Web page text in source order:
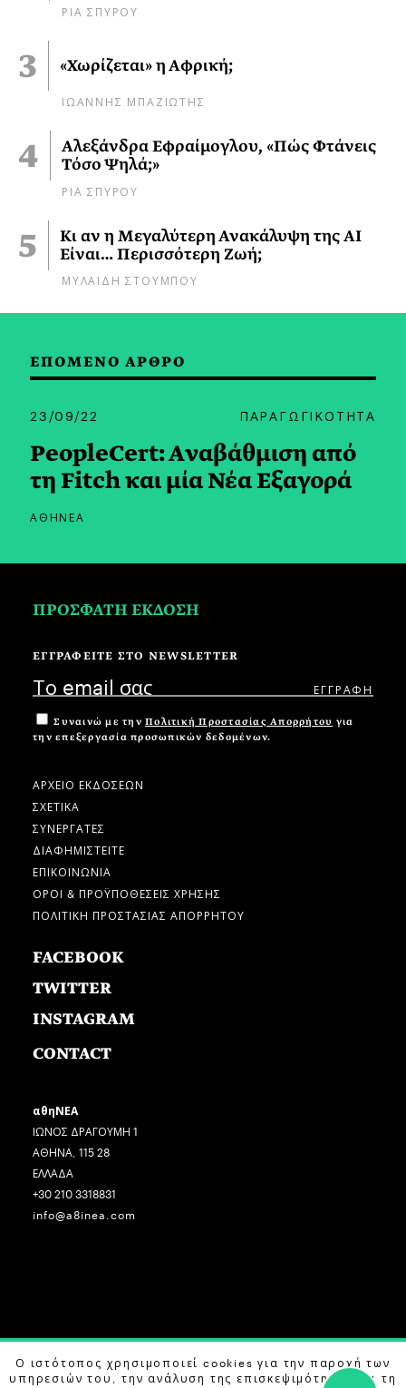
ΡΙΑ ΣΠΥΡΟΥ
«Χωρίζεται» η Αφρική;
ΙΩΑΝΝΗΣ ΜΠΑΖΙΩΤΗΣ
Αλεξάνδρα Εφραίμογλου, «Πώς Φτάνεις
Τόσο Ψηλά;»
ΡΙΑ ΣΠΥΡΟΥ
Κι αν η Μεγαλύτερη Ανακάλυψη της AI
Είναι… Περισσότερη Ζωή;
ΜΥΛΑΙΔΗ ΣΤΟΥΜΠΟΥ
ΕΠΟΜΕΝΟ ΑΡΘΡΟ
23/09/22 ΠΑΡΑΓΩΓΙΚΟΤΗΤΑ
PeopleCert: Aναβάθμιση από
τη Fitch και μία Νέα Εξαγορά
ΑΘΗΝΕΑ
ΠΡΟΣΦΑΤΗ ΕΚΔΟΣΗ
ΕΓΓΡΑΦΕΙΤΕ ΣΤΟ NEWSLETTER
Συναινώ με την Πολιτική Προστασίας Απορρήτου για
την επεξεργασία προσωπικών δεδομένων.
ΑΡΧΕΙΟ ΕΚΔΟΣΕΩΝ
ΣΧΕΤΙΚΑ
ΣΥΝΕΡΓΑΤΕΣ
ΔΙΑΦΗΜΙΣΤΕΙΤΕ
ΕΠΙΚΟΙΝΩΝΙΑ
ΟΡΟΙ & ΠΡΟΫΠΟΘΕΣΕΙΣ ΧΡΗΣΗΣ
ΠΟΛΙΤΙΚΗ ΠΡΟΣΤΑΣΙΑΣ ΑΠΟΡΡΗΤΟΥ
FACEBOOK
TWITTER
INSTAGRAM
CONTACT
αθηΝΕΑ
ΙΩΝΟΣ ΔΡΑΓΟΥΜΗ 1
ΑΘΗΝΑ, 115 28
ΕΛΛΑΔΑ
+30 210 3318831
info@a8inea.com
COPYRIGHT © 2026 αθηΝΕΑ, ALL RIGHTS RESERVED.
DESIGN BY G DESIGN STUDIO. DEVELOPED BYB LABS
Ο ιστότοπος χρησιμοποιεί cookies για την παροχή των
υπηρεσιών του, την ανάλυση της επισκεψιμότητας και τη